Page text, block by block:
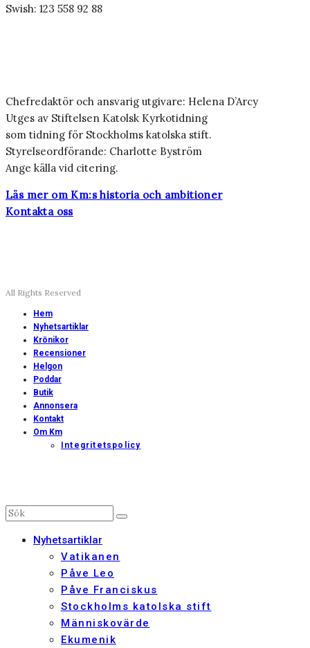
Swish: 123 558 92 88
Chefredaktör och ansvarig utgivare: Helena D’Arcy
Utges av Stiftelsen Katolsk Kyrkotidning
som tidning för Stockholms katolska stift.
Styrelseordförande: Charlotte Byström
Ange källa vid citering.
Läs mer om Km:s historia och ambitioner
Kontakta oss
All Rights Reserved
Hem
Nyhetsartiklar
Krönikor
Recensioner
Helgon
Poddar
Butik
Annonsera
Kontakt
Om Km
Integritetspolicy
Nyhetsartiklar
Vatikanen
Påve Leo
Påve Franciskus
Stockholms katolska stift
Människovärde
Ekumenik